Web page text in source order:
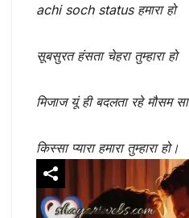
achi soch status हमारा हो
सूबसुरत हंसता चेहरा तुम्हारा हो
मिजाज यूं ही बदलता रहे मौसम सा
किस्सा प्यारा हमारा तुम्हारा हो।